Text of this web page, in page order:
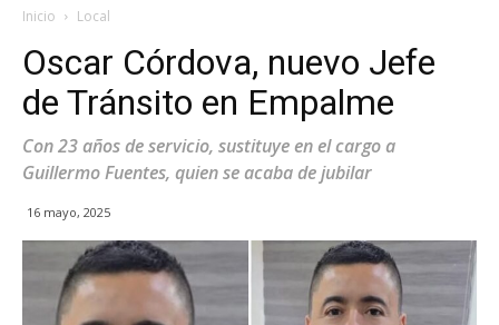
Inicio Local
Oscar Córdova, nuevo Jefe
de Tránsito en Empalme
Con 23 años de servicio, sustituye en el cargo a
Guillermo Fuentes, quien se acaba de jubilar
16 mayo, 2025